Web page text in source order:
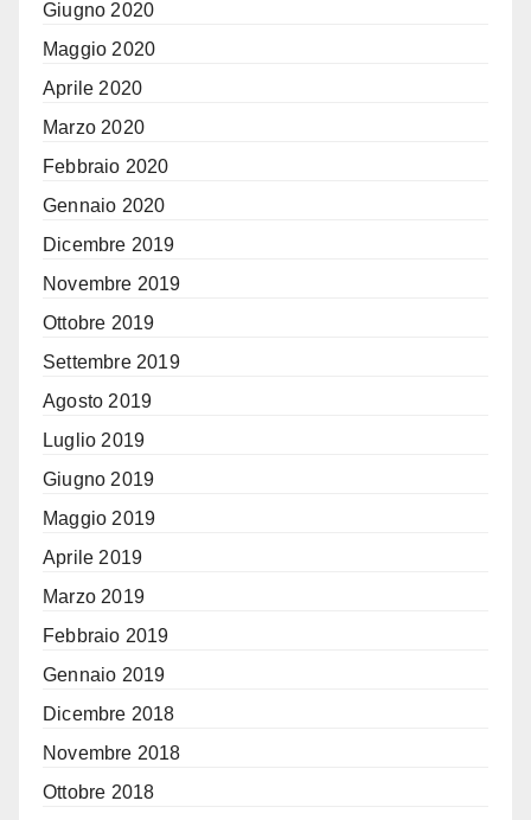
Giugno 2020
Maggio 2020
Aprile 2020
Marzo 2020
Febbraio 2020
Gennaio 2020
Dicembre 2019
Novembre 2019
Ottobre 2019
Settembre 2019
Agosto 2019
Luglio 2019
Giugno 2019
Maggio 2019
Aprile 2019
Marzo 2019
Febbraio 2019
Gennaio 2019
Dicembre 2018
Novembre 2018
Ottobre 2018